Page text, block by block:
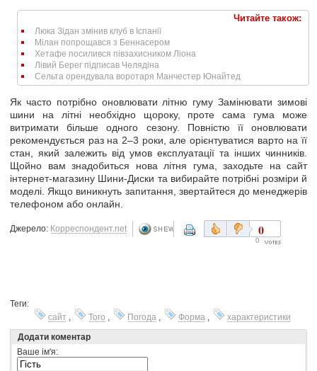
Читайте також:
Люка Зідан змінив клуб в Іспанії
Мілан попрощався з Беннасером
Хетафе посилився півзахисником Ліона
Лівий Берег підписав Челядіна
Сельта орендувала воротаря Манчестер Юнайтед
Як часто потрібно оновлювати літню гуму Замінювати зимові
шини на літні необхідно щороку, проте сама гума може
витримати більше одного сезону. Повністю її оновлювати
рекомендується раз на 2–3 роки, але орієнтуватися варто на її
стан, який залежить від умов експлуатації та інших чинників.
Щойно вам знадобиться нова літня гума, заходьте на сайт
інтернет-магазину Шини-Диски та вибирайте потрібні розміри й
моделі. Якщо виникнуть запитання, звертайтеся до менеджерів
телефоном або онлайн.
Джерело: Корреспондент.net 0
0
Теги:
сайт , Того , Погода , Форма ,
характеристики
Додати коментар
Ваше ім'я: